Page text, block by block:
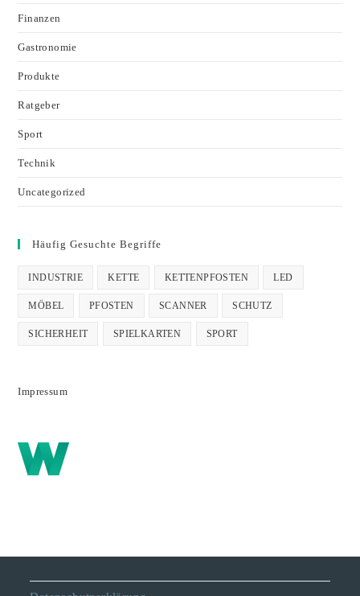
Finanzen
Gastronomie
Produkte
Ratgeber
Sport
Technik
Uncategorized
Häufig Gesuchte Begriffe
INDUSTRIE KETTE KETTENPFOSTEN LED
MÖBEL PFOSTEN SCANNER SCHUTZ
SICHERHEIT SPIELKARTEN SPORT
Impressum